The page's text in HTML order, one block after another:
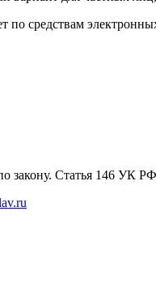
по средствам
закону. Статья 146 УК